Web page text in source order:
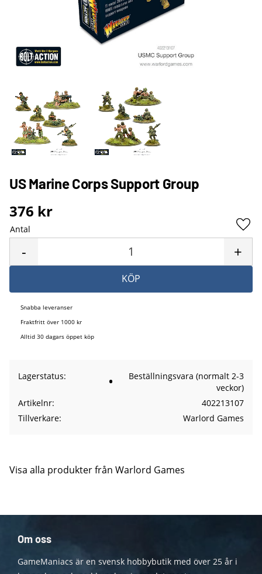
US Marine Corps Support Group
376 kr
Antal
+
-
KÖP
Snabba leveranser
Fraktfritt över 1000 kr
Alltid 30 dagars öppet köp
Lagerstatus
Beställningsvara (normalt 2-3
veckor)
Artikelnr
402213107
Tillverkare
Warlord Games
Visa alla produkter från Warlord Games
Om oss
GameManiacs är en svensk hobbybutik med över 25 år i